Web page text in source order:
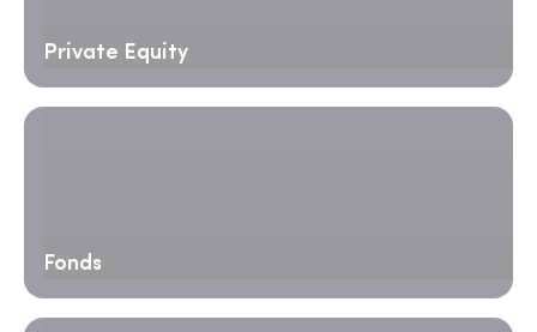
Private Equity
Fonds